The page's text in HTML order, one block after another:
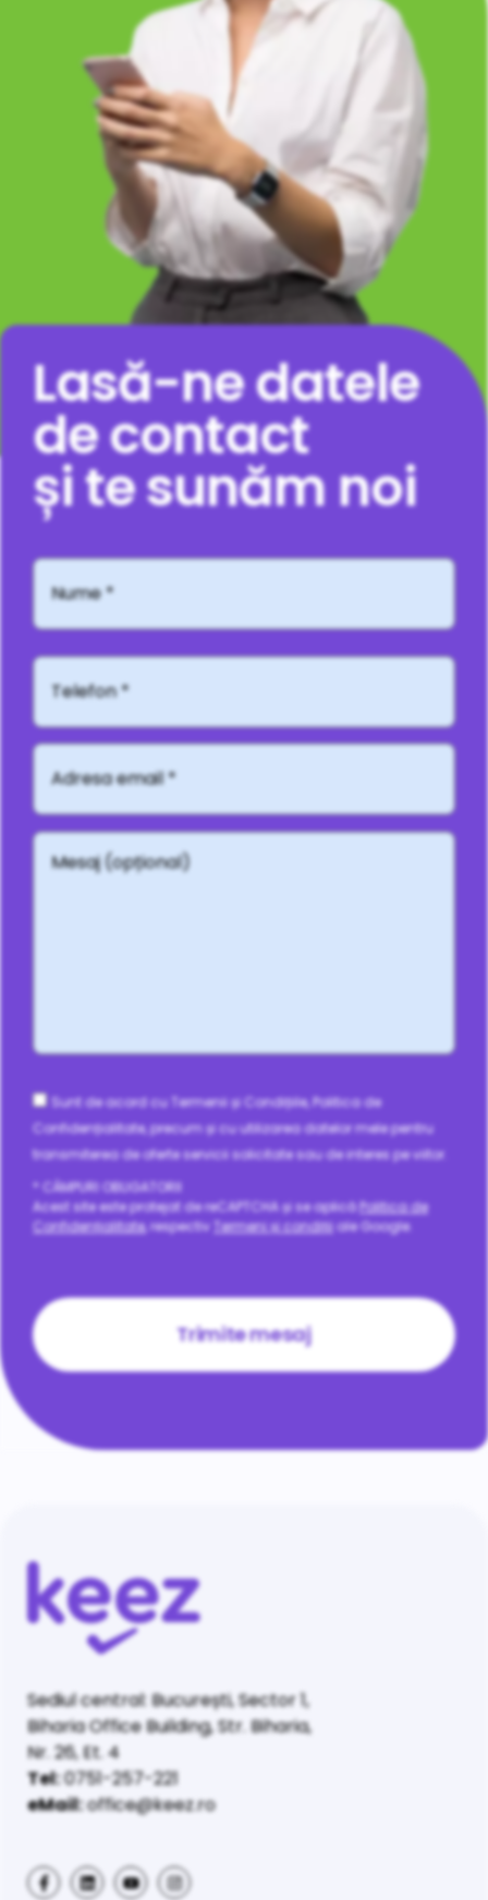
Lasă-ne datele
de contact
și te sunăm noi
Mesaj
(opțional)
Nume
Telefon*
Adresă
email
* CÂMPURI OBLIGATORII
Acest site este protejat de reCAPTCHA și se aplicăPolitica de
Confidențialitate, respectiv Termeni și condițiiale Google.
Consent
Sunt de acord cu Termenii și Condițiile, Politica de
Confidențialitate, precum și cu utilizarea datelor mele pentru
transmiterea de oferte servicii solicitate sau de interes pe viitor.
Sediul central: București, Sector 1,
Biharia Office Building, Str. Biharia,
Nr. 26, Et. 4
Tel:0751-257-221
eMail:office@keez.ro